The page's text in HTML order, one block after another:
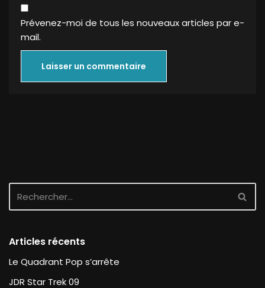
Prévenez-moi de tous les nouveaux articles par e-
mail.
Articles récents
Le Quadrant Pop s’arrête
JDR Star Trek 09